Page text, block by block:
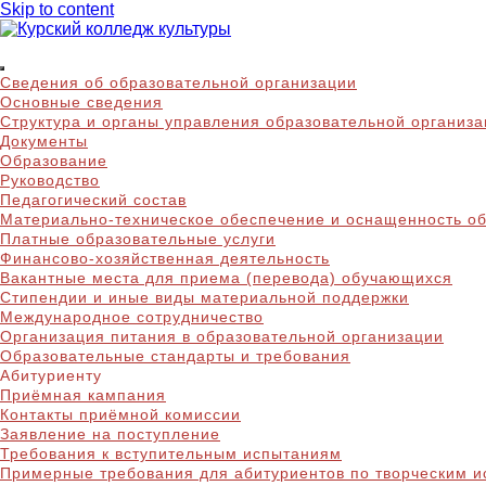
Skip to content
Курский колледж
Сведения об образовательной организации
Основные сведения
Структура и органы управления образовательной
Документы
Образование
Руководство
Педагогический состав
Материально-техническое обеспечение и оснащенность
Платные образовательные услуги
Финансово-хозяйственная деятельность
Вакантные места для приема (перевода) обучающихся
Стипендии и иные виды материальной поддержки
Международное сотрудничество
Организация питания в образовательной организации
Образовательные стандарты и требования
Абитуриенту
Приёмная кампания
Контакты приёмной комиссии
Заявление на поступление
Требования к вступительным испытаниям
Примерные требования для абитуриентов по творческим